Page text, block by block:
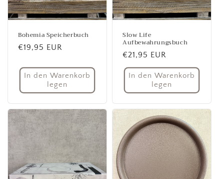
Bohemia Speicherbuch
Normaler
€19,95 EUR
In den Warenkorb
legen
Slow Life
Aufbewahrungsbuch
Normaler
Preis
€21,95 EUR
In den Warenkorb
legen